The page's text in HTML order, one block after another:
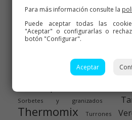
Arroces Bebidas Bizcochos
Empanadas Flanes y natillas
Pescados
Recetas para Cecofry
Sorbetes y granizados
Thermomix Turrones
Para más información consulte la
Puede aceptar todas las
"Aceptar" o configurarlas o
botón "Configurar".
Aceptar